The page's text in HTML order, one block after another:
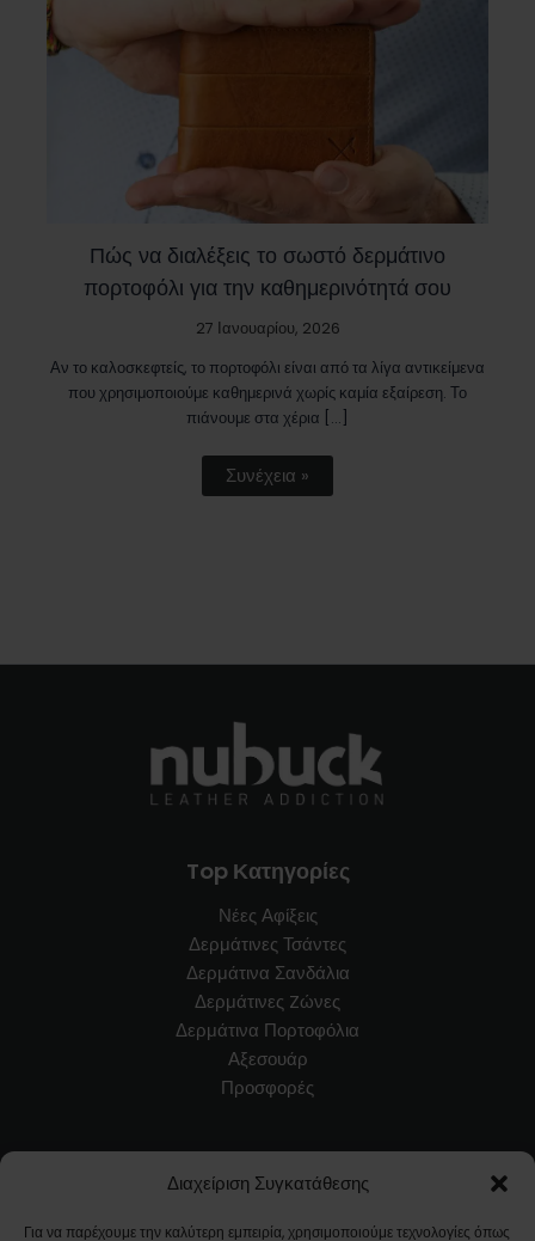
Διαχείριση Συγκατάθεσης
Για να παρέχουμε την καλύτερη εμπειρία, χρησιμοποιούμε τεχνολογίες όπως
Πώς να διαλέξεις το σωστό δερμάτινο
πορτοφόλι για την καθημερινότητά σου
27 Ιανουαρίου, 2026
Αν το καλοσκεφτείς, το πορτοφόλι είναι από τα λίγα αντικείμενα
που χρησιμοποιούμε καθημερινά χωρίς καμία εξαίρεση. Το
πιάνουμε στα χέρια […]
Συνέχεια »
Top Κατηγορίες
Νέες Αφίξεις
Δερμάτινες Τσάντες
Δερμάτινα Σανδάλια
Δερμάτινες Zώνες
Δερμάτινα Πορτοφόλια
Αξεσουάρ
Προσφορές